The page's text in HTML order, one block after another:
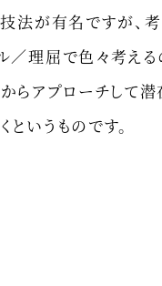
技法が有名ですが、
／理屈で色々考え
からアプローチして
いうものです。